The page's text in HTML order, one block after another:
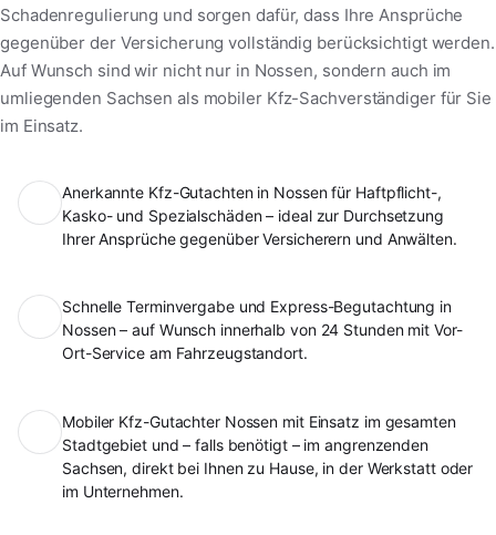
Schadenregulierung und sorgen dafür, dass Ihre Ansprüche
gegenüber der Versicherung vollständig berücksichtigt werden.
Auf Wunsch sind wir nicht nur in Nossen, sondern auch im
umliegenden Sachsen als mobiler Kfz-Sachverständiger für Sie
im Einsatz.
Anerkannte Kfz-Gutachten in Nossen für Haftpflicht-,
Kasko- und Spezialschäden – ideal zur Durchsetzung
Ihrer Ansprüche gegenüber Versicherern und Anwälten.
Schnelle Terminvergabe und Express-Begutachtung in
Nossen – auf Wunsch innerhalb von 24 Stunden mit Vor-
Ort-Service am Fahrzeugstandort.
Mobiler Kfz-Gutachter Nossen mit Einsatz im gesamten
Stadtgebiet und – falls benötigt – im angrenzenden
Sachsen, direkt bei Ihnen zu Hause, in der Werkstatt oder
im Unternehmen.